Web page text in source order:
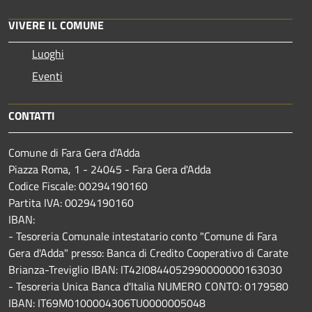
VIVERE IL COMUNE
Luoghi
Eventi
CONTATTI
Comune di Fara Gera d'Adda
Piazza Roma, 1 - 24045 - Fara Gera d'Adda
Codice Fiscale: 00294190160
Partita IVA: 00294190160
IBAN:
- Tesoreria Comunale intestatario conto "Comune di Fara
Gera d'Adda" presso: Banca di Credito Cooperativo di Carate
Brianza-Treviglio IBAN: IT42I0844052990000000163030
- Tesoreria Unica Banca d'Italia NUMERO CONTO: 0179580
IBAN: IT69M0100004306TU0000005048